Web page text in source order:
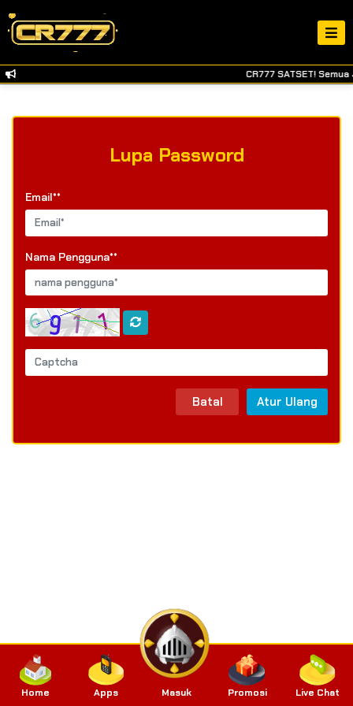
CR777 SATSET!
Lupa Password
Email**
Nama Pengguna**
Batal Atur Ulang
Home Apps Masuk Promosi Live Chat